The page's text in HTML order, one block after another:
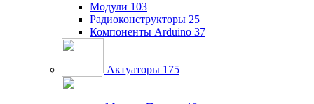
Модули 103
Радиоконструкторы 25
Компоненты Arduino 37
Актуаторы 175